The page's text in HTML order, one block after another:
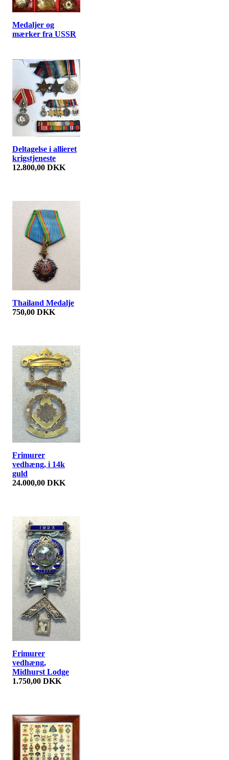
Medaljer og
mærker fra USSR
Deltagelse i allieret
krigstjeneste
12.800,00 DKK
Thailand Medalje
750,00 DKK
Frimurer
vedhæng, i 14k
guld
24.000,00 DKK
Frimurer
vedhæng,
Midhurst Lodge
1.750,00 DKK